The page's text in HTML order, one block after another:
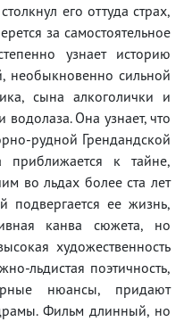
его оттуда страх,
за самостоятельное
узнает историю
необыкновенно сильной
сына алкоголички и
Она узнает, что
рудной Грендандской
к тайне,
во льдах более ста лет
подвергается ее жизнь,
канва сюжета, но
художественность
льдистая поэтичность,
нюансы, придают
Фильм длинный, но